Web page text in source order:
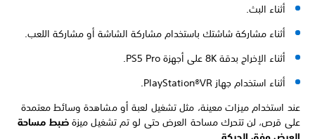
أثناء البث.
أثناء مشاركة شاشتك باستخدام مشاركة الشاشة أو مشاركة اللعب.
أثناء الإخراج بدقة 8K على أجهزة PS5 Pro.
أثناء استخدام جهاز PlayStation®VR.
عند استخدام ميزات معينة، مثل تشغيل لعبة أو مشاهدة وسائط معتمدة
على قرص، لن تتحرك مساحة العرض حتى لو تم تشغيل ميزةضبط مساحة